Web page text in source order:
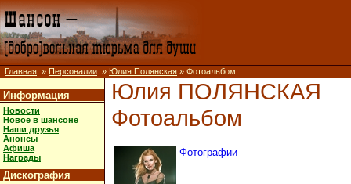
Главная » Персоналии » Юлия Полянская » Фотоальбом
Информация
Новости
Новое в шансоне
Наши друзья
Анонсы
Афиша
Награды
Дискография
Юлия ПОЛЯНСКАЯ
Фотоальбом
Фотографии